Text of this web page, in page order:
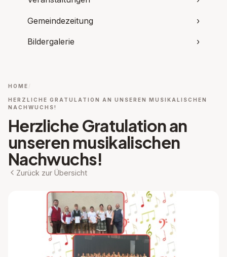
Gemeindezeitung ›
Bildergalerie ›
HOME
HERZLICHE GRATULATION AN UNSEREN MUSIKALISCHEN
NACHWUCHS!
Herzliche Gratulation an
unseren musikalischen
Nachwuchs!
Zurück zur Übersicht